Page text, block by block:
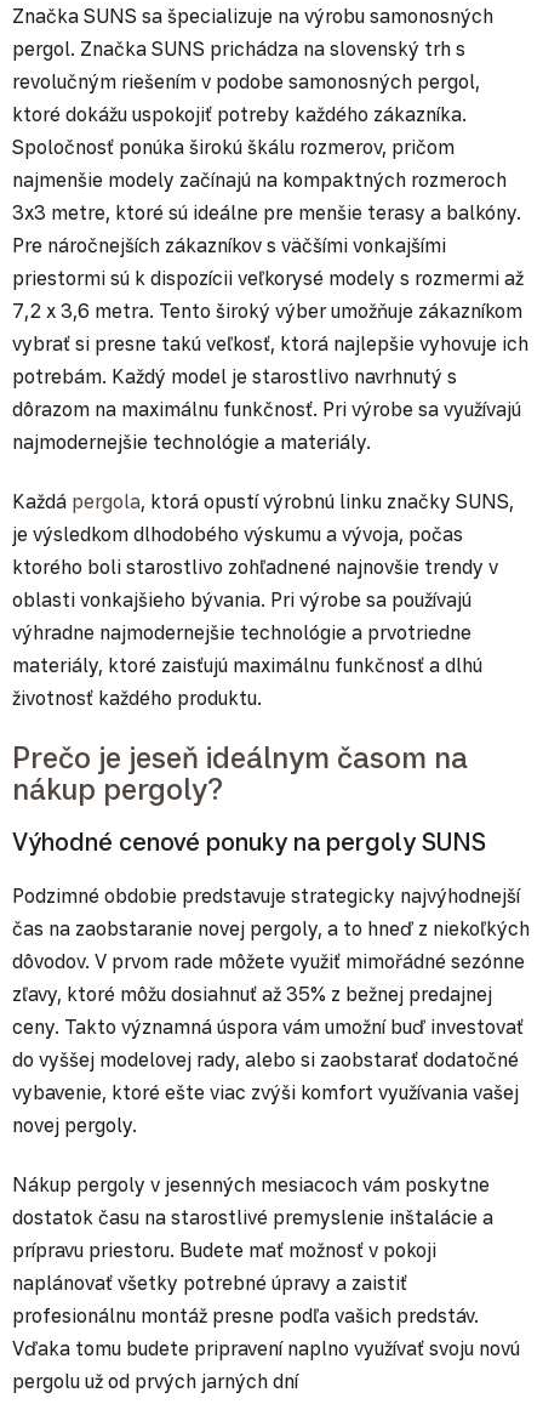
Značka SUNS sa špecializuje na výrobu samonosných
pergol. Značka SUNS prichádza na slovenský trh s
revolučným riešením v podobe samonosných pergol,
ktoré dokážu uspokojiť potreby každého zákazníka.
Spoločnosť ponúka širokú škálu rozmerov, pričom
najmenšie modely začínajú na kompaktných rozmeroch
3x3 metre, ktoré sú ideálne pre menšie terasy a balkóny.
Pre náročnejších zákazníkov s väčšími vonkajšími
priestormi sú k dispozícii veľkorysé modely s rozmermi až
7,2 x 3,6 metra. Tento široký výber umožňuje zákazníkom
vybrať si presne takú veľkosť, ktorá najlepšie vyhovuje ich
potrebám. Každý model je starostlivo navrhnutý s
dôrazom na maximálnu funkčnosť. Pri výrobe sa využívajú
najmodernejšie technológie a materiály.
Každá pergola, ktorá opustí výrobnú linku značky SUNS,
je výsledkom dlhodobého výskumu a vývoja, počas
ktorého boli starostlivo zohľadnené najnovšie trendy v
oblasti vonkajšieho bývania. Pri výrobe sa používajú
výhradne najmodernejšie technológie a prvotriedne
materiály, ktoré zaisťujú maximálnu funkčnosť a dlhú
životnosť každého produktu.
Prečo je jeseň ideálnym časom na
nákup pergoly?
Výhodné cenové ponuky na pergoly SUNS
Podzimné obdobie predstavuje strategicky najvýhodnejší
čas na zaobstaranie novej pergoly, a to hneď z niekoľkých
dôvodov. V prvom rade môžete využiť mimořádné sezónne
zľavy, ktoré môžu dosiahnuť až 35% z bežnej predajnej
ceny. Takto významná úspora vám umožní buď investovať
do vyššej modelovej rady, alebo si zaobstarať dodatočné
vybavenie, ktoré ešte viac zvýši komfort využívania vašej
novej pergoly.
Nákup pergoly v jesenných mesiacoch vám poskytne
dostatok času na starostlivé premyslenie inštalácie a
prípravu priestoru. Budete mať možnosť v pokoji
naplánovať všetky potrebné úpravy a zaistiť
profesionálnu montáž presne podľa vašich predstáv.
Vďaka tomu budete pripravení naplno využívať svoju novú
pergolu už od prvých jarných dní